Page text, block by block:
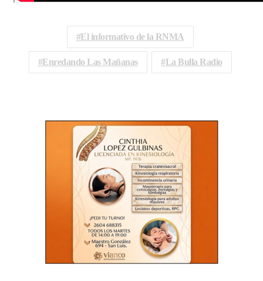
El informativo de la RNMA
Enredando Las Mañanas La Bulla Radio